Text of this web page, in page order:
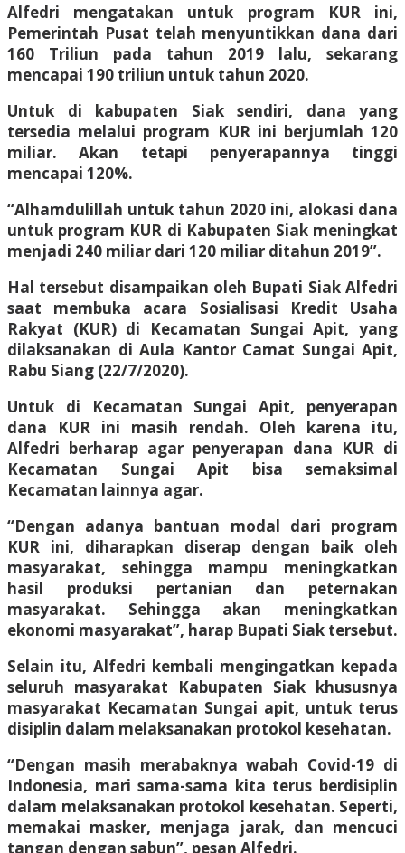
Alfedri mengatakan untuk program KUR ini,
Pemerintah Pusat telah menyuntikkan dana dari
160 Triliun pada tahun 2019 lalu, sekarang
mencapai 190 triliun untuk tahun 2020.
Untuk di kabupaten Siak sendiri, dana yang
tersedia melalui program KUR ini berjumlah 120
miliar. Akan tetapi penyerapannya tinggi
mencapai 120%.
“Alhamdulillah untuk tahun 2020 ini, alokasi dana
untuk program KUR di Kabupaten Siak meningkat
menjadi 240 miliar dari 120 miliar ditahun 2019”.
Hal tersebut disampaikan oleh Bupati Siak Alfedri
saat membuka acara Sosialisasi Kredit Usaha
Rakyat (KUR) di Kecamatan Sungai Apit, yang
dilaksanakan di Aula Kantor Camat Sungai Apit,
Rabu Siang (22/7/2020).
Untuk di Kecamatan Sungai Apit, penyerapan
dana KUR ini masih rendah. Oleh karena itu,
Alfedri berharap agar penyerapan dana KUR di
Kecamatan Sungai Apit bisa semaksimal
Kecamatan lainnya agar.
“Dengan adanya bantuan modal dari program
KUR ini, diharapkan diserap dengan baik oleh
masyarakat, sehingga mampu meningkatkan
hasil produksi pertanian dan peternakan
masyarakat. Sehingga akan meningkatkan
ekonomi masyarakat”, harap Bupati Siak tersebut.
Selain itu, Alfedri kembali mengingatkan kepada
seluruh masyarakat Kabupaten Siak khususnya
masyarakat Kecamatan Sungai apit, untuk terus
disiplin dalam melaksanakan protokol kesehatan.
“Dengan masih merabaknya wabah Covid-19 di
Indonesia, mari sama-sama kita terus berdisiplin
dalam melaksanakan protokol kesehatan. Seperti,
memakai masker, menjaga jarak, dan mencuci
tangan dengan sabun”, pesan Alfedri.